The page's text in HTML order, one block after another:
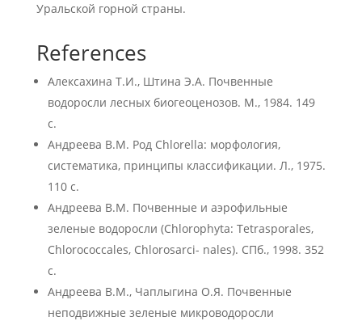
Уральской горной страны.
References
Алексахина Т.И., Штина Э.А. Почвенные
водоросли лесных биогеоценозов. М., 1984. 149
с.
Андреева В.М. Род Chlorella: морфология,
систематика, принципы классификации. Л., 1975.
110 с.
Андреева В.М. Почвенные и аэрофильные
зеленые водоросли (Chlorophyta: Tetrasporales,
Chlorococcales, Chlorosarci- nales). СПб., 1998. 352
с.
Андреева В.М., Чаплыгина О.Я. Почвенные
неподвижные зеленые микроводоросли